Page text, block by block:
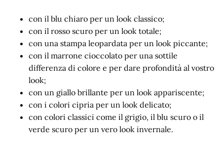
con il blu chiaro per un look classico;
con il rosso scuro per un look totale;
con una stampa leopardata per un look piccante;
con il marrone cioccolato per una sottile
differenza di colore e per dare profondità al vostro
look;
con un giallo brillante per un look appariscente;
con i colori cipria per un look delicato;
con colori classici come il grigio, il blu scuro o il
verde scuro per un vero look invernale.